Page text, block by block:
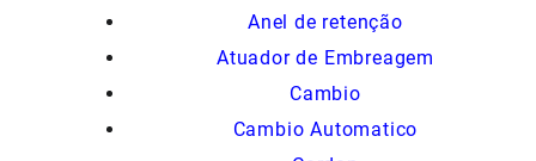
Anel de retenção
Atuador de Embreagem
Cambio
Cambio Automatico